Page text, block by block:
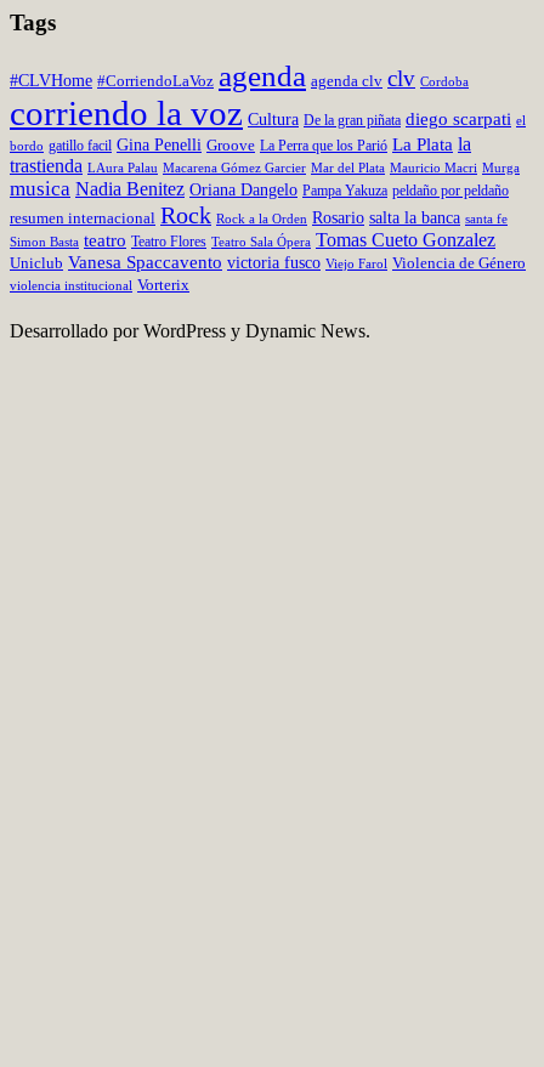
Tags
#CLVHome #CorriendoLaVoz agenda agenda clv clv Cordoba
corriendo la voz Cultura De la gran piñata diego scarpati el
bordo gatillo facil Gina Penelli Groove La Perra que los Parió La Plata la
trastienda LAura Palau Macarena Gómez Garcier Mar del Plata Mauricio Macri Murga
musica Nadia Benitez Oriana Dangelo Pampa Yakuza peldaño por peldaño
resumen internacional Rock Rock a la Orden Rosario salta la banca santa fe
Simon Basta teatro Teatro Flores Teatro Sala Ópera Tomas Cueto Gonzalez
Uniclub Vanesa Spaccavento victoria fusco Viejo Farol Violencia de Género
violencia institucional Vorterix
Desarrollado por WordPress y Dynamic News.